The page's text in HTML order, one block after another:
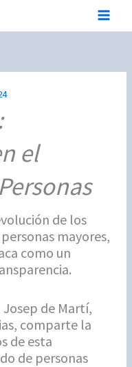
el
de los
mayores,
como un
de Martí,
comparte la
de esta
de personas